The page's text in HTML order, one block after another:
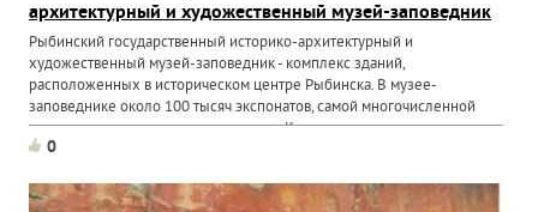
архитектурный и художественный музей-заповедник
Рыбинский государственный историко-архитектурный и
художественный музей-заповедник - комплекс зданий,
расположенных в историческом центре Рыбинска. В музее-
заповеднике около 100 тысяч экспонатов, самой многочисленной
является художественная коллекция. Кроме того, в
музее представлены...
0